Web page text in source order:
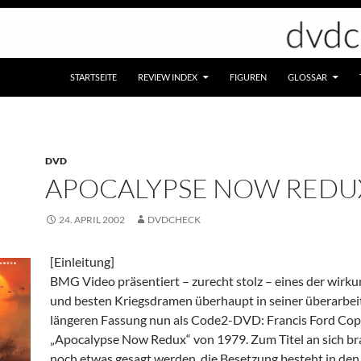
STARTSEITE REVIEW INDEX FIGUREN GLOSSAR
DVD
APOCALYPSE NOW
24. APRIL 2002 DVDCHECK
[Einleitung]
BMG Video präsentiert – zurecht stolz – eines der
und besten Kriegsdramen überhaupt in seiner
längeren Fassung nun als Code2-DVD: Francis Ford
„Apocalypse Now Redux“ von 1979. Zum Titel an sich